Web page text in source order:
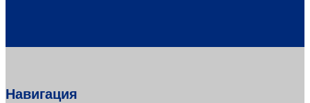
Навигация